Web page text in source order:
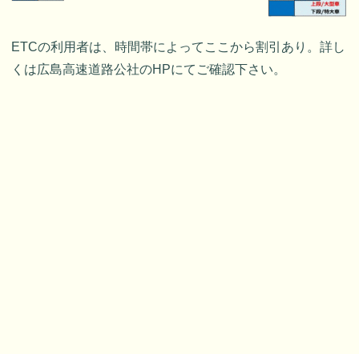
ETCの利用者は、時間帯によってここから割引あり。詳し
くは広島高速道路公社のHPにてご確認下さい。